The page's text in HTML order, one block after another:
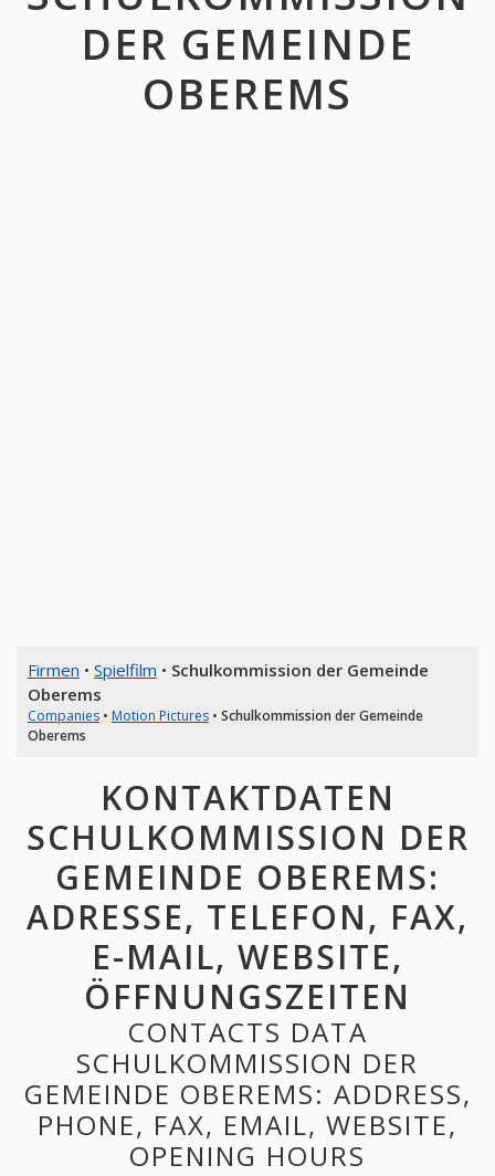
DER GEMEINDE
OBEREMS
Firmen • Spielfilm • Schulkommission der Gemeinde
Oberems
Companies• Motion Pictures• Schulkommission der Gemeinde
Oberems
KONTAKTDATEN
SCHULKOMMISSION DER
GEMEINDE OBEREMS:
ADRESSE, TELEFON, FAX,
E-MAIL, WEBSITE,
ÖFFNUNGSZEITEN
CONTACTS DATA
SCHULKOMMISSION DER
GEMEINDE OBEREMS: ADDRESS,
PHONE, FAX, EMAIL, WEBSITE,
OPENING HOURS